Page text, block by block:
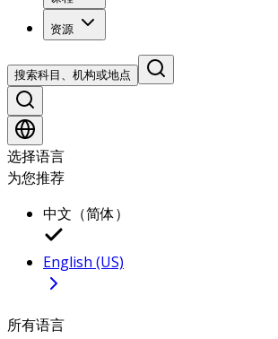
资源
搜索科目、机构或地点
选择语言
为您推荐
中文（简体）
English (US)
所有语言